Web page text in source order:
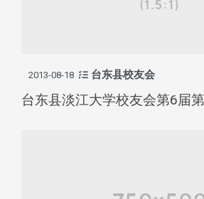
2013-08-18 台东县校友会
台东县淡江大学校友会第6届